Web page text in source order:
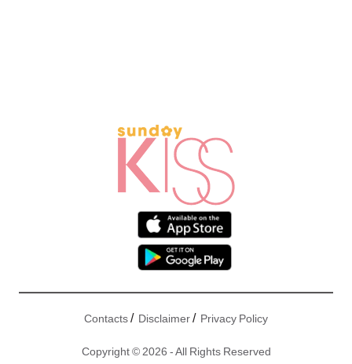
Contacts/ Disclaimer/ Privacy Policy
Copyright © 2026 - All Rights Reserved